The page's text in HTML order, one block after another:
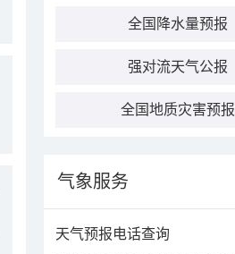
全国降水量预报
强对流天气公报
全国地质灾害预报
气象服务
天气预报电话查询